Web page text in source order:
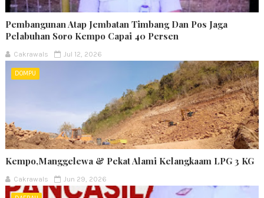
Pembangunan Atap Jembatan Timbang Dan Pos Jaga
Pelabuhan Soro Kempo Capai 40 Persen
Cakrawals Jul 12, 2026
DOMPU
Kempo,Manggelewa & Pekat Alami Kelangkaam LPG 3 KG
Cakrawals Jun 29, 2026